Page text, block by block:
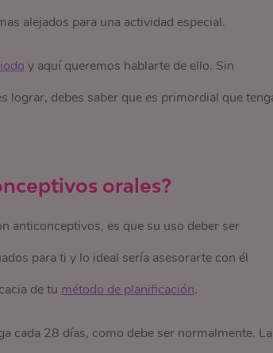
alejados para una actividad especial.
y aquí queremos hablarte de ello. Sin
lograr, debes saber que es primordial que
orales?
anticonceptivos, es que su uso deber ser
para ti y lo ideal sería asesorarte con él
de tu método de planificación.
cada 28 días, como debe ser normalmente. La